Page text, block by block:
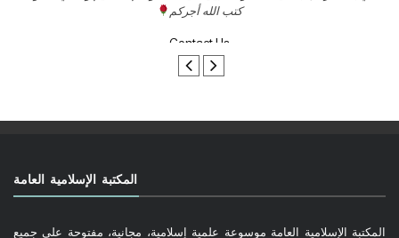
المكتبة الإسلامية العامة
المكتبة الإسلامية العامة موسوعة علمية إسلامية، مجانية، مفتوحة على جميع